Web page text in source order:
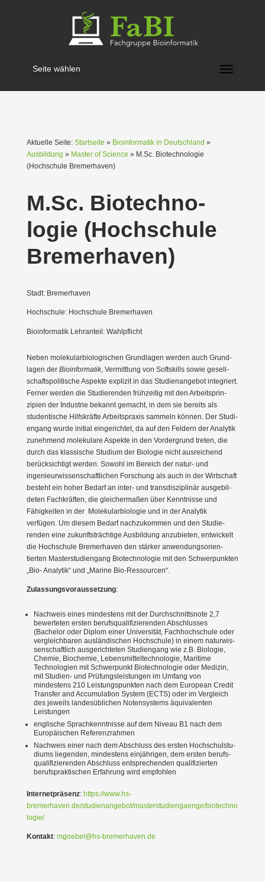
Seite wählen
Aktuelle Seite: Startseite » Bioinformatik in Deutschland »
Ausbildung » Master of Science » M.Sc. Biotech­no­logie
(Hochschule Bremer­haven)
M.Sc. Biotech­no­
logie (Hochschule
Bremer­haven)
Stadt: Bremerhaven
Hochschule: Hochschule Bremerhaven
Bioinformatik Lehranteil: Wahlpflicht
Neben moleku­lar­bio­lo­gi­schen Grund­lagen werden auch Grund­
lagen der Bioin­for­matik, Vermittlung von Softs­kills sowie gesell­
schafts­po­li­tische Aspekte explizit in das Studi­en­an­gebot integriert.
Ferner werden die Studie­renden frühzeitig mit den Arbeits­prin­
zipien der Industrie bekannt gemacht, in dem sie bereits als
studen­tische Hilfs­kräfte Arbeits­praxis sammeln können. Der Studi­
engang wurde initial einge­richtet, da auf den Feldern der Analytik
zunehmend molekulare Aspekte in den Vorder­grund treten, die
durch das klassische Studium der Biologie nicht ausrei­chend
berück­sichtigt werden. Sowohl im Bereich der natur- und
ingenieur­wis­sen­schaft­lichen Forschung als auch in der Wirtschaft
besteht ein hoher Bedarf an inter- und trans­dis­zi­plinär ausge­bil­
deten Fachkräften, die gleicher­maßen über Kennt­nisse und
Fähig­keiten in der Moleku­lar­bio­logie und in der Analytik
verfügen. Um diesem Bedarf nachzu­kommen und den Studie­
renden eine zukunfts­trächtige Ausbildung anzubieten, entwi­ckelt
die Hochschule Bremer­haven den stärker anwen­dungs­ori­en­
tierten Master­stu­di­engang Biotech­no­logie mit den Schwer­punkten
„Bio- Analytik“ und „Marine Bio-Ressourcen“.
Zulas­sungs­vor­aus­setzung:
Nachweis eines mindestens mit der Durch­schnittsnote 2,7
bewer­teten ersten berufs­qua­li­fi­zie­renden Abschlusses
(Bachelor oder Diplom einer Univer­sität, Fachhoch­schule oder
vergleich­baren auslän­di­schen Hochschule) in einem natur­wis­
sen­schaftlich ausge­rich­teten Studi­engang wie z.B. Biologie,
Chemie, Biochemie, Lebens­mit­tel­tech­no­logie, Maritime
Techno­logien mit Schwer­punkt Biotech­no­logie oder Medizin,
mit Studien- und Prüfungs­leis­tungen im Umfang von
mindestens 210 Leistungs­punkten nach dem European Credit
Transfer and Accumu­lation System (ECTS) oder im Vergleich
des jeweils landes­üb­lichen Noten­systems äquiva­lenten
Leistungen
englische Sprach­kennt­nisse auf dem Niveau B1 nach dem
Europäi­schen Referenz­rahmen
Nachweis einer nach dem Abschluss des ersten Hochschul­stu­
diums liegenden, mindestens einjäh­rigen, dem ersten berufs­
qua­li­fi­zie­renden Abschluss entspre­chenden quali­fi­zierten
berufs­prak­ti­schen Erfahrung wird empfohlen
Inter­net­präsenz: https://www.hs-
bremerhaven.de/studienangebot/masterstudiengaenge/biotechno
logie/
Kontakt: mgoebel@hs-bremerhaven.de